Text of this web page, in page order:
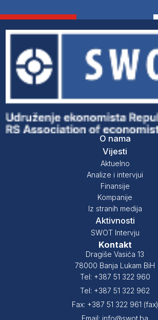
O nama
Vijesti
Aktuelno
Analize i intervjui
Finansije
Kompanije
Iz stranih medija
Aktivnosti
SWOT Intervju
Kontakt
Dragiše Vasića 13
78000 Banja Lukam BiH
Tel: +387 51 322 960
Tel: +387 51 322 962
Fax: +387 51 322 961 (fax)